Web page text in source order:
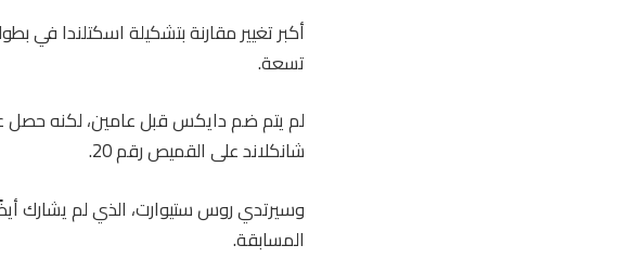
تسعة.
لم يتم ضم دايكس قبل عامين، لكنه حصل
شانكلاند على القميص رقم 20.
المسابقة.